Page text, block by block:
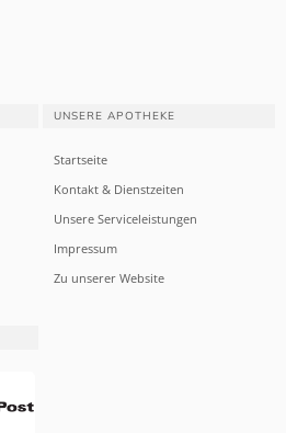
UNSERE APOTHEKE
Startseite
Kontakt & Dienstzeiten
Unsere Serviceleistungen
Impressum
Zu unserer Website